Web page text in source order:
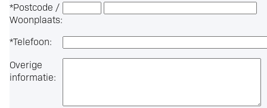
*Postcode /
Woonplaats:
*Telefoon:
Overige
informatie: